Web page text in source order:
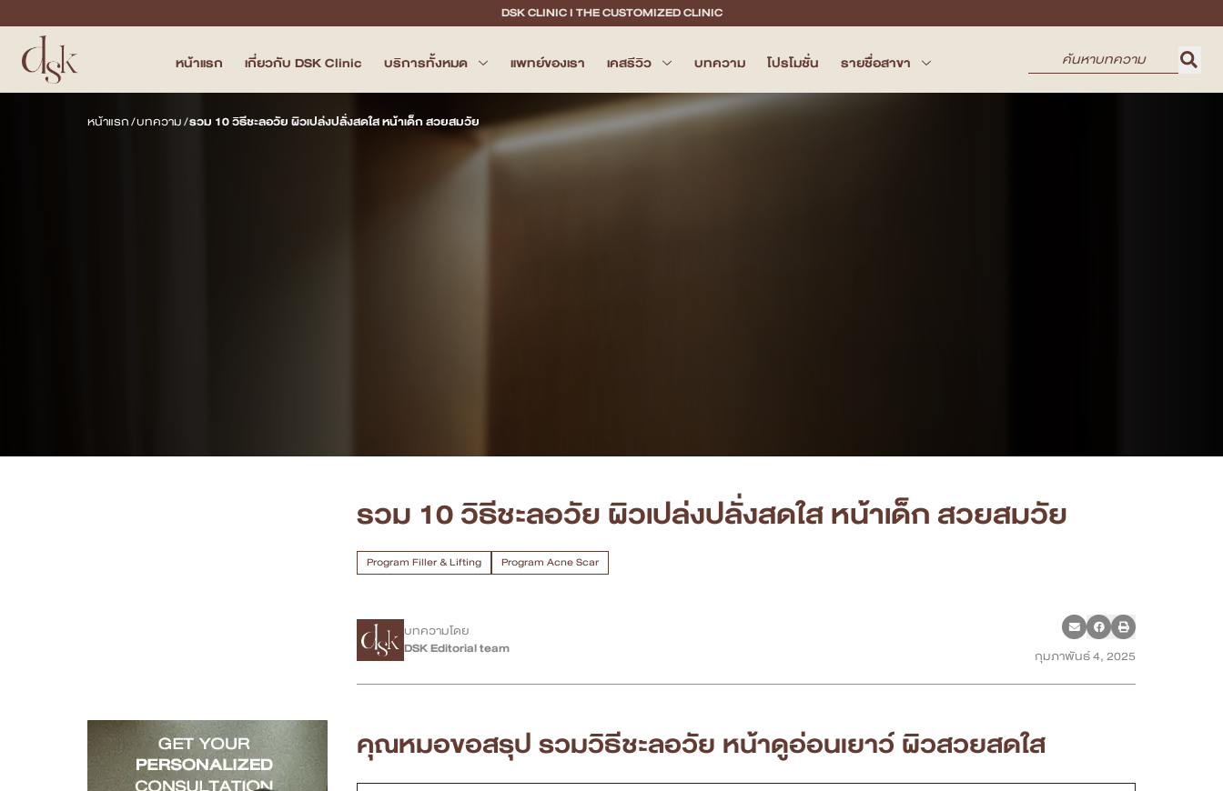
DSK CLINIC I THE CUSTOMIZED CLINIC
หน้าแรก เกี่ยวกับ DSK Clinic บริการทั้งหมด แพทย์ของเรา เคสรีวิว บทความ โปรโมชั่น รายชื่อสาขา
หน้าแรก
เคสรีวิว
สาขา Siam Paragon
สาขา Stadium One
หน้าแรก/บทความ/รวม 10 วิธีชะลอวัย ผิวเปล่งปลั่งสดใส หน้าเด็ก สวยสมวัย
รวม 10 วิธีชะลอวัย ผิวเปล่งปลั่งสดใส หน้าเด็ก สวยสมวัย
Program Filler & Lifting Program Acne Scar
บทความโดย
DSK Editorial team
กุมภาพันธ์ 4, 2025
คุณหมอขอสรุป รวมวิธีชะลอวัย หน้าดูอ่อนเยาว์ ผิวสวยสดใส